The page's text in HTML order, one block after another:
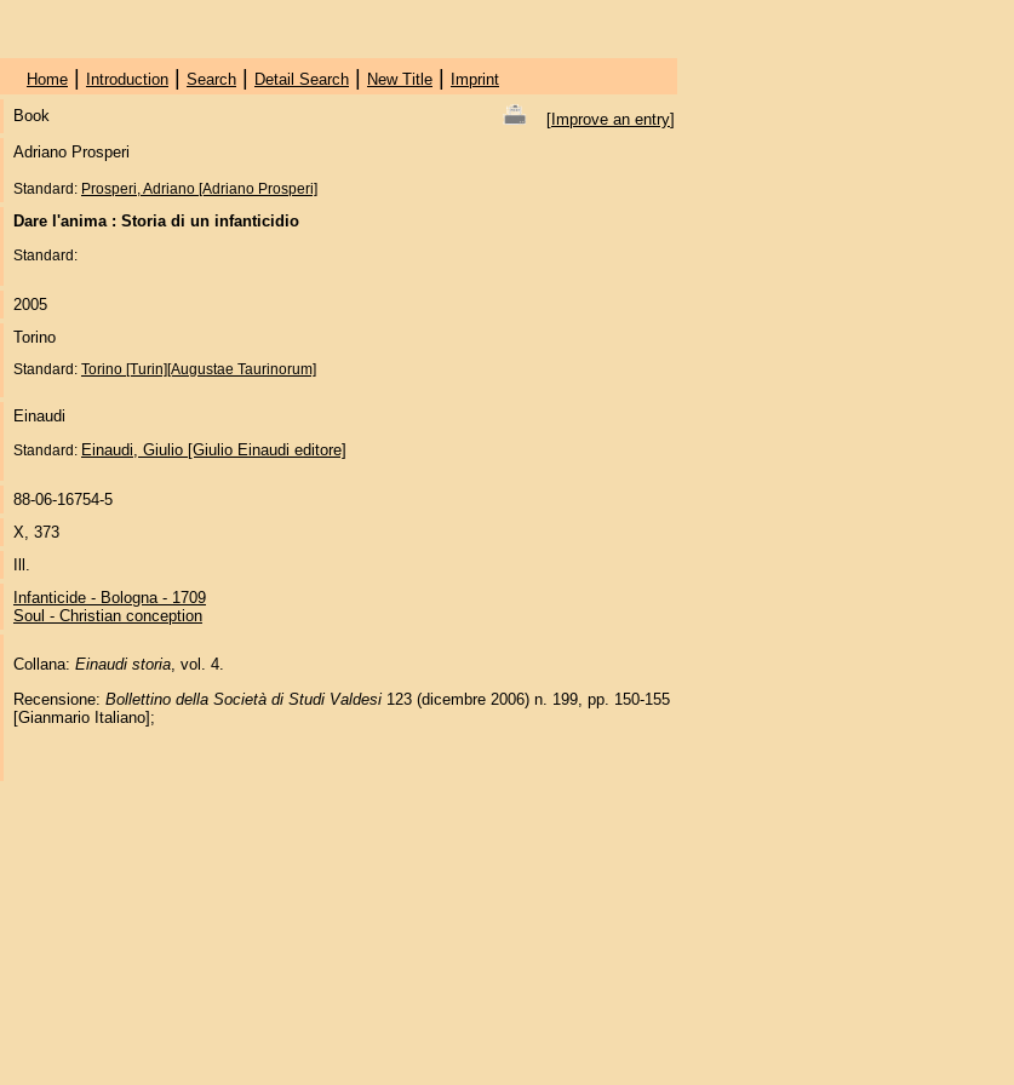
Home| Introduction| Search| Detail Search| New Title|
Imprint
Book [Improve an entry]
Adriano Prosperi
Standard: Prosperi, Adriano [Adriano Prosperi]
Dare l'anima : Storia di un infanticidio
Standard:
2005
Torino
Standard: Torino [Turin][Augustae Taurinorum]
Einaudi
Standard: Einaudi, Giulio [Giulio Einaudi editore]
88-06-16754-5
X, 373
Ill.
Infanticide - Bologna - 1709
Soul - Christian conception
Collana: Einaudi storia, vol. 4.
Recensione: Bollettino della Società di Studi Valdesi123 (dicembre 2006) n. 199, pp. 150-155
[Gianmario Italiano];